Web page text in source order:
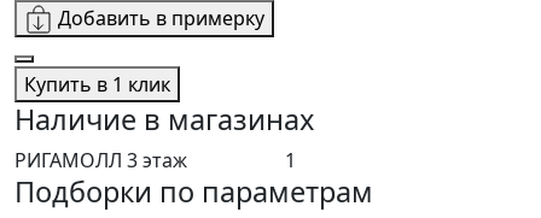
Добавить в примерку
Купить в 1 клик
Наличие в магазинах
РИГАМОЛЛ 3 этаж 1
Подборки по параметрам